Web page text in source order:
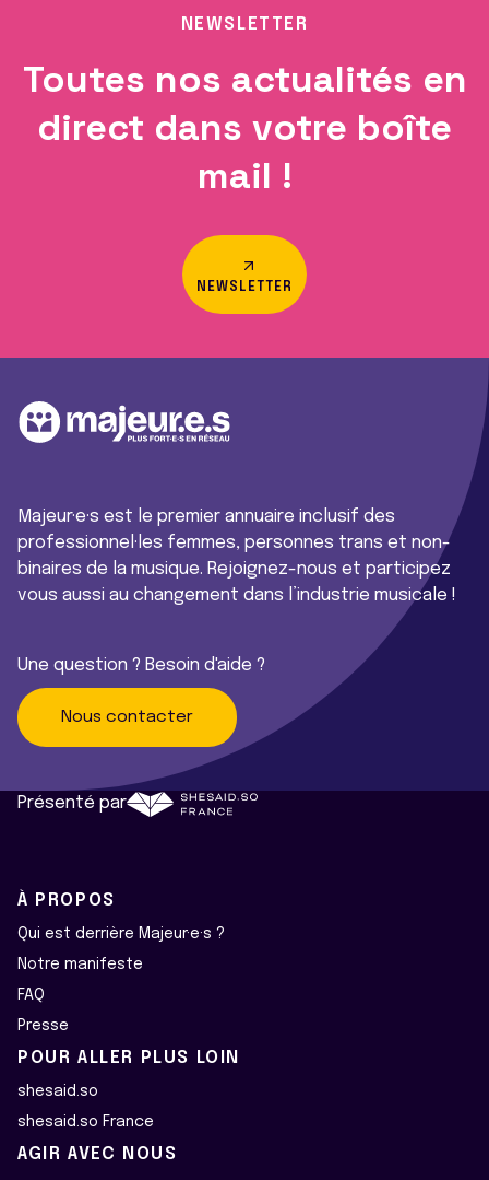
NEWSLETTER
Toutes nos actualités en
direct dans votre boîte
mail !
NEWSLETTER
Majeur·e·s est le premier annuaire inclusif des
professionnel·les femmes, personnes trans et non-
binaires de la musique. Rejoignez-nous et participez
vous aussi au changement dans l’industrie musicale !
Une question ? Besoin d'aide ?
Nous contacter
Présenté par
À PROPOS
Qui est derrière Majeur·e·s ?
Notre manifeste
FAQ
Presse
POUR ALLER PLUS LOIN
shesaid.so
shesaid.so France
AGIR AVEC NOUS